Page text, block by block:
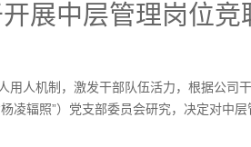
展中层管理岗位竞
用人机制，激发干部队伍活力，根据公司
凌辐照”）党支部委员会研究，决定对中